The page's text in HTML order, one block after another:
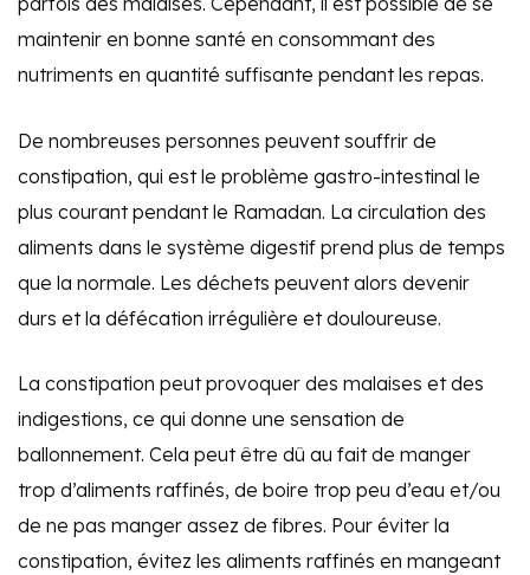
maintenir en bonne santé en consommant des
nutriments en quantité suffisante pendant les repas.
De nombreuses personnes peuvent souffrir de
constipation, qui est le problème gastro-intestinal le
plus courant pendant le Ramadan. La circulation des
aliments dans le système digestif prend plus de temps
que la normale. Les déchets peuvent alors devenir
durs et la défécation irrégulière et douloureuse.
La constipation peut provoquer des malaises et des
indigestions, ce qui donne une sensation de
ballonnement. Cela peut être dû au fait de manger
trop d’aliments raffinés, de boire trop peu d’eau et/ou
de ne pas manger assez de fibres. Pour éviter la
constipation, évitez les aliments raffinés en mangeant